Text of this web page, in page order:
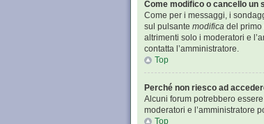
Come modifico o cancello un
Come per i messaggi, i
sul pulsante modifica del primo
altrimenti solo i moderatori e
contatta l’amministratore.
Top
Perché non riesco ad
Alcuni forum potrebbero
moderatori e l’amministratore
Top